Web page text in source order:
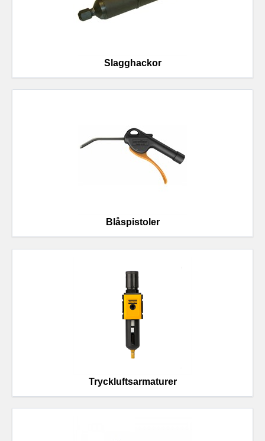
Slagghackor
Blåspistoler
Tryckluftsarmaturer